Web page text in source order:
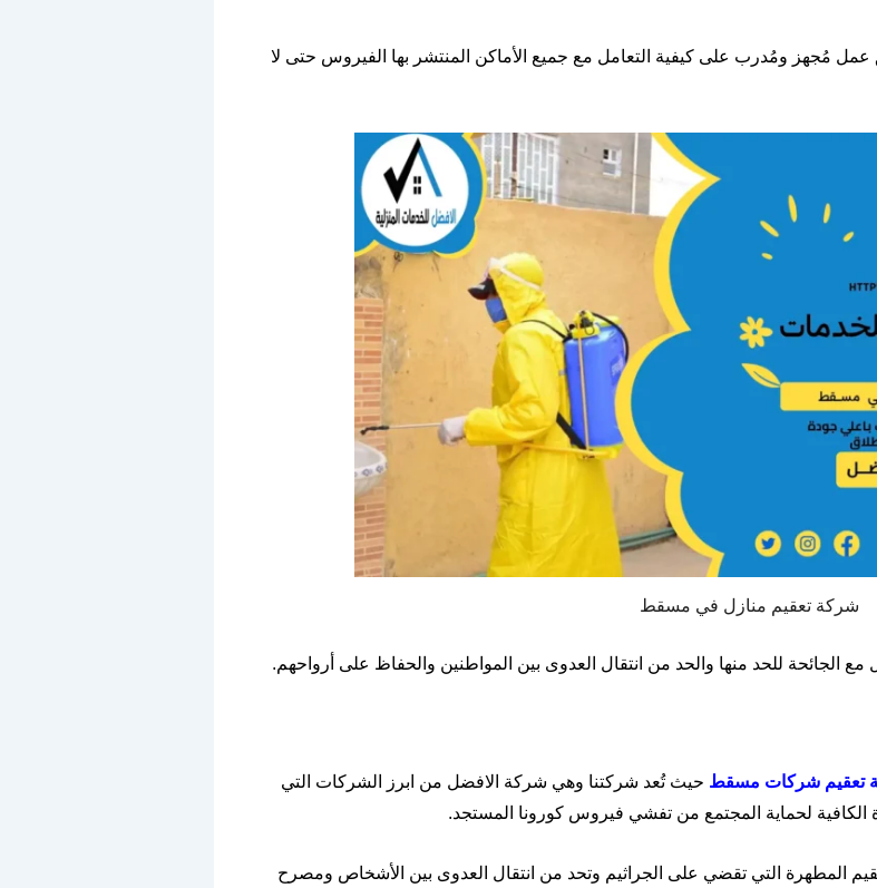
عمل مُجهز ومُدرب على كيفية التعامل مع جميع الأماكن المنتشر بها الفيروس حتى لا
شركة تعقيم منازل في مسقط
الجائحة للحد منها والحد من انتقال العدوى بين المواطنين والحفاظ على أرواحهم.
تعقيم شركات مسقط حيث تُعد شركتنا وهي شركة الافضل من ابرز الشركات التي
الكافية لحماية المجتمع من تفشي فيروس كورونا المستجد.
المطهرة التي تقضي على الجراثيم وتحد من انتقال العدوى بين الأشخاص ومصرح